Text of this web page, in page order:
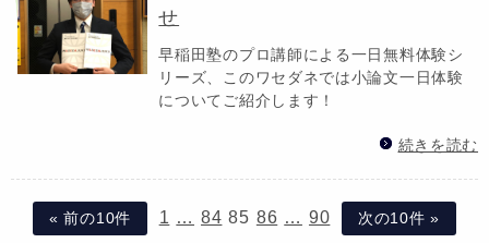
せ
早稲田塾のプロ講師による一日無料体験シ
リーズ、このワセダネでは小論文一日体験
についてご紹介します！
続きを読む
« 前の10件 1 … 84 85 86 … 90 次の10件 »